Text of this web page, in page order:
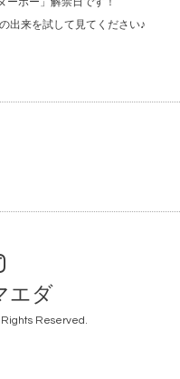
出来を試して見てください♪
エダ
Rights Reserved.